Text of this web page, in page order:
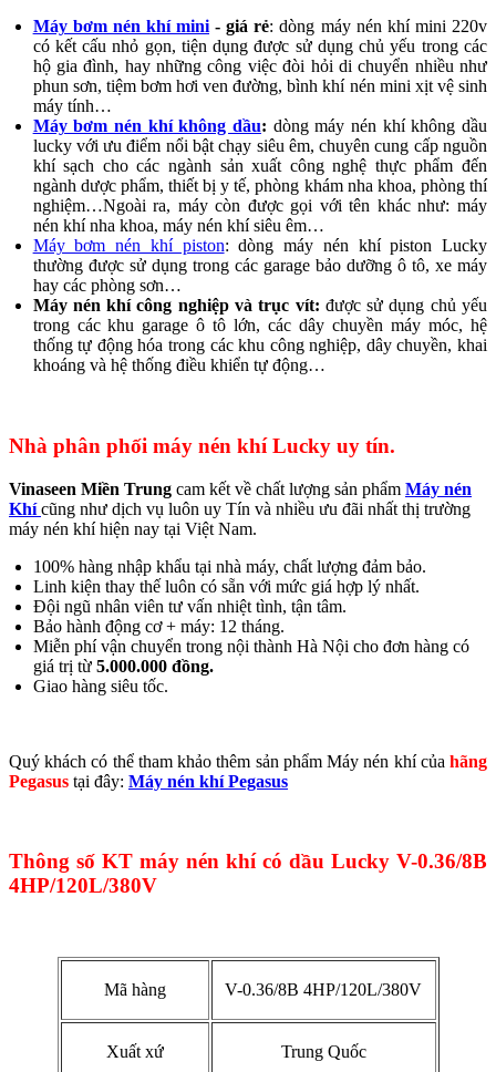
Máy bơm nén khí mini - giá rẻ: dòng máy nén khí mini 220v
có kết cấu nhỏ gọn, tiện dụng được sử dụng chủ yếu trong các
hộ gia đình, hay những công việc đòi hỏi di chuyển nhiều như
phun sơn, tiệm bơm hơi ven đường, bình khí nén mini xịt vệ sinh
máy tính…
Máy bơm nén khí không dầu: dòng máy nén khí không dầu
lucky với ưu điểm nổi bật chạy siêu êm, chuyên cung cấp nguồn
khí sạch cho các ngành sản xuất công nghệ thực phẩm đến
ngành dược phẩm, thiết bị y tế, phòng khám nha khoa, phòng thí
nghiệm…Ngoài ra, máy còn được gọi với tên khác như: máy
nén khí nha khoa, máy nén khí siêu êm…
Máy bơm nén khí piston: dòng máy nén khí piston Lucky
thường được sử dụng trong các garage bảo dưỡng ô tô, xe máy
hay các phòng sơn…
Máy nén khí công nghiệp và trục vít: được sử dụng chủ yếu
trong các khu garage ô tô lớn, các dây chuyền máy móc, hệ
thống tự động hóa trong các khu công nghiệp, dây chuyền, khai
khoáng và hệ thống điều khiển tự động…
Nhà phân phối máy nén khí Lucky uy tín.
Vinaseen Miền Trung cam kết về chất lượng sản phẩm Máy nén
Khí cũng như dịch vụ luôn uy Tín và nhiều ưu đãi nhất thị trường
máy nén khí hiện nay tại Việt Nam.
100% hàng nhập khẩu tại nhà máy, chất lượng đảm bảo.
Linh kiện thay thế luôn có sẵn với mức giá hợp lý nhất.
Đội ngũ nhân viên tư vấn nhiệt tình, tận tâm.
Bảo hành động cơ + máy: 12 tháng.
Miễn phí vận chuyển trong nội thành Hà Nội cho đơn hàng có
giá trị từ 5.000.000 đồng.
Giao hàng siêu tốc.
Quý khách có thể tham khảo thêm sản phẩm Máy nén khí của hãng
Pegasus tại đây: Máy nén khí Pegasus
Thông số KT máy nén khí có dầu Lucky V-0.36/8B
4HP/120L/380V
Mã hàng V-0.36/8B 4HP/120L/380V
Xuất xứ Trung Quốc